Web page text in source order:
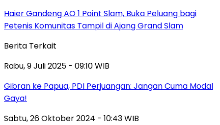
Haier Gandeng AO 1 Point Slam, Buka Peluang bagi
Petenis Komunitas Tampil di Ajang Grand Slam
Berita Terkait
Rabu, 9 Juli 2025 - 09:10 WIB
Gibran ke Papua, PDI Perjuangan: Jangan Cuma Modal
Gaya!
Sabtu, 26 Oktober 2024 - 10:43 WIB